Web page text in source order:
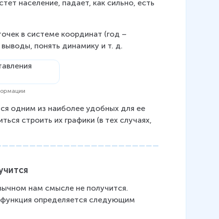
население, падает, как сильно, есть
в системе координат (год –
понять динамику и т. д.
одним из наиболее удобных для ее
строить их графики (в тех случаях,
нам смысле не получится.
определяется следующим